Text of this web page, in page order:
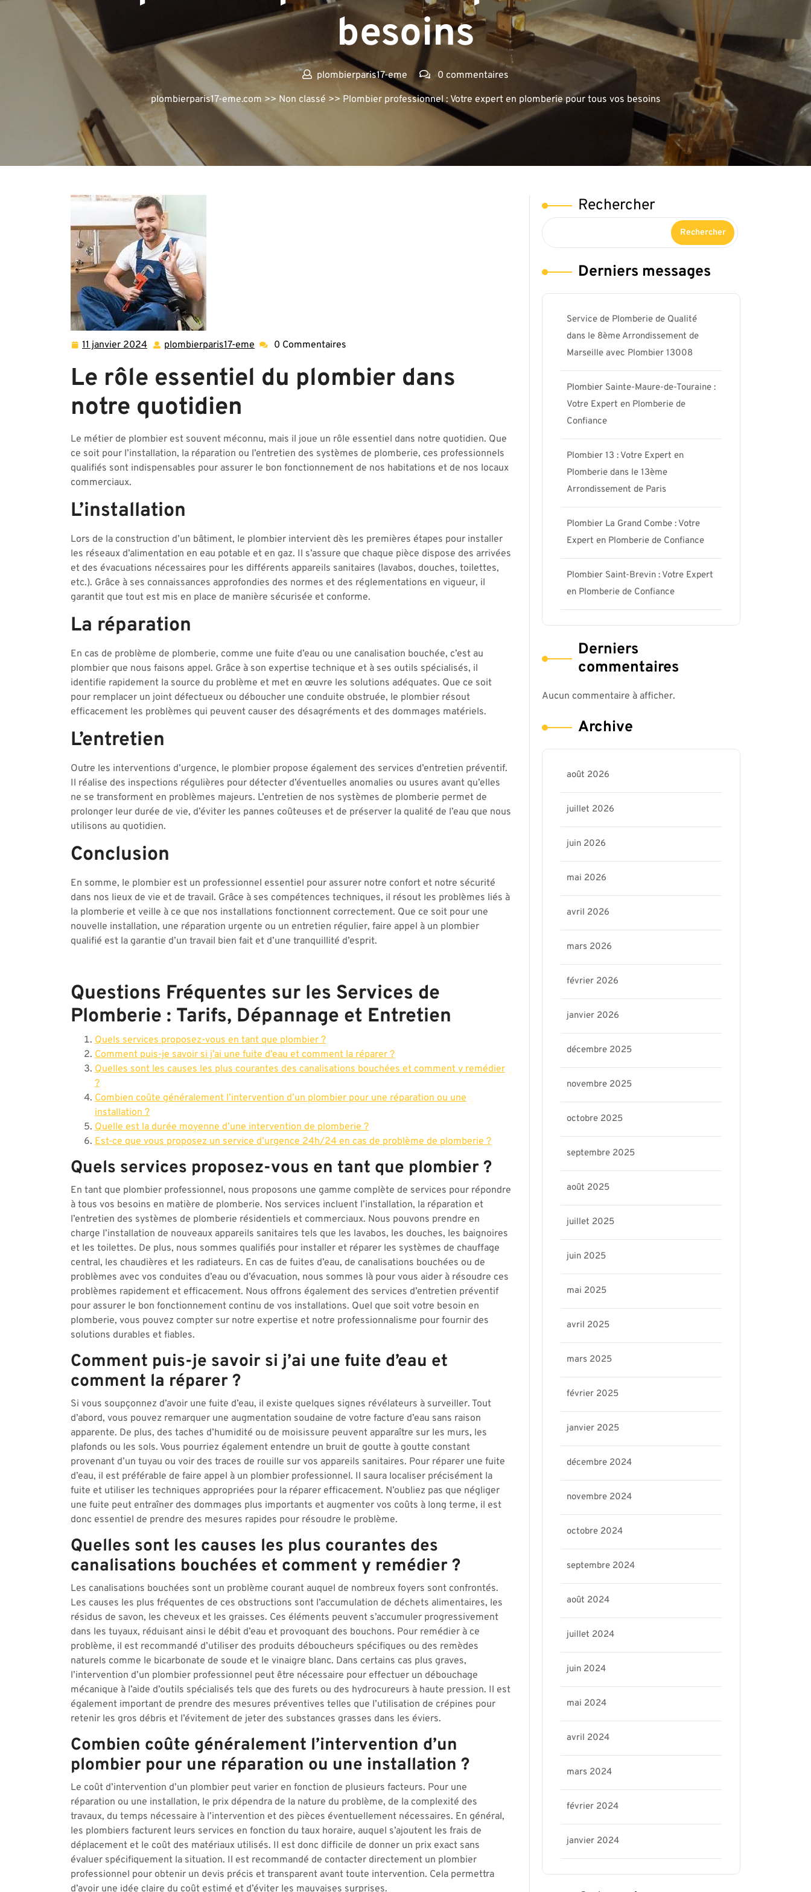
besoins
plombierparis17-eme
0 commentaires
plombierparis17-eme.com >> Non classé >> Plombier professionnel : Votre expert en plomberie pour tous vos besoins
11 janvier 2024 11
2024
plombierparis17-eme plombierparis17-
0 Commentaires
Le rôle essentiel du plombier dans
notre quotidien
Le métier de plombier est souvent méconnu, mais il joue un rôle essentiel dans notre quotidien. Que
ce soit pour l’installation, la réparation ou l’entretien des systèmes de plomberie, ces professionnels
qualifiés sont indispensables pour assurer le bon fonctionnement de nos habitations et de nos locaux
commerciaux.
L’installation
Lors de la construction d’un bâtiment, le plombier intervient dès les premières étapes pour installer
les réseaux d’alimentation en eau potable et en gaz. Il s’assure que chaque pièce dispose des arrivées
et des évacuations nécessaires pour les différents appareils sanitaires (lavabos, douches, toilettes,
etc.). Grâce à ses connaissances approfondies des normes et des réglementations en vigueur, il
garantit que tout est mis en place de manière sécurisée et conforme.
La réparation
En cas de problème de plomberie, comme une fuite d’eau ou une canalisation bouchée, c’est au
plombier que nous faisons appel. Grâce à son expertise technique et à ses outils spécialisés, il
identifie rapidement la source du problème et met en œuvre les solutions adéquates. Que ce soit
pour remplacer un joint défectueux ou déboucher une conduite obstruée, le plombier résout
efficacement les problèmes qui peuvent causer des désagréments et des dommages matériels.
L’entretien
Outre les interventions d’urgence, le plombier propose également des services d’entretien préventif.
Il réalise des inspections régulières pour détecter d’éventuelles anomalies ou usures avant qu’elles
ne se transforment en problèmes majeurs. L’entretien de nos systèmes de plomberie permet de
prolonger leur durée de vie, d’éviter les pannes coûteuses et de préserver la qualité de l’eau que nous
utilisons au quotidien.
Conclusion
En somme, le plombier est un professionnel essentiel pour assurer notre confort et notre sécurité
dans nos lieux de vie et de travail. Grâce à ses compétences techniques, il résout les problèmes liés à
la plomberie et veille à ce que nos installations fonctionnent correctement. Que ce soit pour une
nouvelle installation, une réparation urgente ou un entretien régulier, faire appel à un plombier
qualifié est la garantie d’un travail bien fait et d’une tranquillité d’esprit.
Questions Fréquentes sur les Services de
Plomberie : Tarifs, Dépannage et Entretien
Quels services proposez-vous en tant que plombier ?
Comment puis-je savoir si j’ai une fuite d’eau et comment la réparer ?
Quelles sont les causes les plus courantes des canalisations bouchées et comment y remédier
?
Combien coûte généralement l’intervention d’un plombier pour une réparation ou une
installation ?
Quelle est la durée moyenne d’une intervention de plomberie ?
Est-ce que vous proposez un service d’urgence 24h/24 en cas de problème de plomberie ?
Quels services proposez-vous en tant que plombier ?
En tant que plombier professionnel, nous proposons une gamme complète de services pour répondre
à tous vos besoins en matière de plomberie. Nos services incluent l’installation, la réparation et
l’entretien des systèmes de plomberie résidentiels et commerciaux. Nous pouvons prendre en
charge l’installation de nouveaux appareils sanitaires tels que les lavabos, les douches, les baignoires
et les toilettes. De plus, nous sommes qualifiés pour installer et réparer les systèmes de chauffage
central, les chaudières et les radiateurs. En cas de fuites d’eau, de canalisations bouchées ou de
problèmes avec vos conduites d’eau ou d’évacuation, nous sommes là pour vous aider à résoudre ces
problèmes rapidement et efficacement. Nous offrons également des services d’entretien préventif
pour assurer le bon fonctionnement continu de vos installations. Quel que soit votre besoin en
plomberie, vous pouvez compter sur notre expertise et notre professionnalisme pour fournir des
solutions durables et fiables.
Comment puis-je savoir si j’ai une fuite d’eau et
comment la réparer ?
Si vous soupçonnez d’avoir une fuite d’eau, il existe quelques signes révélateurs à surveiller. Tout
d’abord, vous pouvez remarquer une augmentation soudaine de votre facture d’eau sans raison
apparente. De plus, des taches d’humidité ou de moisissure peuvent apparaître sur les murs, les
plafonds ou les sols. Vous pourriez également entendre un bruit de goutte à goutte constant
provenant d’un tuyau ou voir des traces de rouille sur vos appareils sanitaires. Pour réparer une fuite
d’eau, il est préférable de faire appel à un plombier professionnel. Il saura localiser précisément la
fuite et utiliser les techniques appropriées pour la réparer efficacement. N’oubliez pas que négliger
une fuite peut entraîner des dommages plus importants et augmenter vos coûts à long terme, il est
donc essentiel de prendre des mesures rapides pour résoudre le problème.
Quelles sont les causes les plus courantes des
canalisations bouchées et comment y remédier ?
Les canalisations bouchées sont un problème courant auquel de nombreux foyers sont confrontés.
Les causes les plus fréquentes de ces obstructions sont l’accumulation de déchets alimentaires, les
résidus de savon, les cheveux et les graisses. Ces éléments peuvent s’accumuler progressivement
dans les tuyaux, réduisant ainsi le débit d’eau et provoquant des bouchons. Pour remédier à ce
problème, il est recommandé d’utiliser des produits déboucheurs spécifiques ou des remèdes
naturels comme le bicarbonate de soude et le vinaigre blanc. Dans certains cas plus graves,
l’intervention d’un plombier professionnel peut être nécessaire pour effectuer un débouchage
mécanique à l’aide d’outils spécialisés tels que des furets ou des hydrocureurs à haute pression. Il est
également important de prendre des mesures préventives telles que l’utilisation de crépines pour
retenir les gros débris et l’évitement de jeter des substances grasses dans les éviers.
Combien coûte généralement l’intervention d’un
plombier pour une réparation ou une installation ?
Le coût d’intervention d’un plombier peut varier en fonction de plusieurs facteurs. Pour une
réparation ou une installation, le prix dépendra de la nature du problème, de la complexité des
travaux, du temps nécessaire à l’intervention et des pièces éventuellement nécessaires. En général,
les plombiers facturent leurs services en fonction du taux horaire, auquel s’ajoutent les frais de
déplacement et le coût des matériaux utilisés. Il est donc difficile de donner un prix exact sans
évaluer spécifiquement la situation. Il est recommandé de contacter directement un plombier
professionnel pour obtenir un devis précis et transparent avant toute intervention. Cela permettra
d’avoir une idée claire du coût estimé et d’éviter les mauvaises surprises.
Rechercher
Rechercher
Derniers messages
Service de Plomberie de Qualité
dans le 8ème Arrondissement de
Marseille avec Plombier 13008
Plombier Sainte-Maure-de-Touraine :
Votre Expert en Plomberie de
Confiance
Plombier 13 : Votre Expert en
Plomberie dans le 13ème
Arrondissement de Paris
Plombier La Grand Combe : Votre
Expert en Plomberie de Confiance
Plombier Saint-Brevin : Votre Expert
en Plomberie de Confiance
Derniers
commentaires
Aucun commentaire à afficher.
Archive
août 2026
juillet 2026
juin 2026
mai 2026
avril 2026
mars 2026
février 2026
janvier 2026
décembre 2025
novembre 2025
octobre 2025
septembre 2025
août 2025
juillet 2025
juin 2025
mai 2025
avril 2025
mars 2025
février 2025
janvier 2025
décembre 2024
novembre 2024
octobre 2024
septembre 2024
août 2024
juillet 2024
juin 2024
mai 2024
avril 2024
mars 2024
février 2024
janvier 2024